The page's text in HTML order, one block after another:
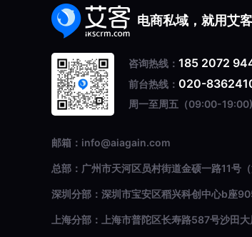
电商私域，就用艾客
咨询热线： 185 2072
前台热线： 020-
周一至周五（09:00-19:00)
邮箱：info@aiagain.com
总部：广州市天河区员村街道金硕一路11号
深圳分部：深圳市宝安区稻兴科创中心b座
上海分部：上海市普陀区长寿路587号沙田